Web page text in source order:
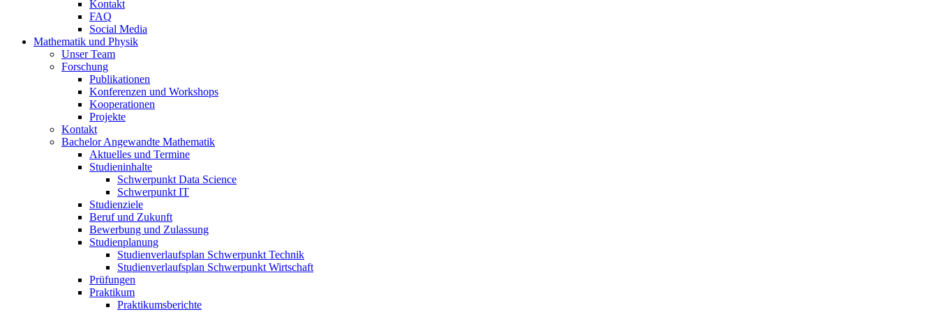
Kontakt
FAQ
Social Media
Mathematik und Physik
Unser Team
Forschung
Publikationen
Konferenzen und Workshops
Kooperationen
Projekte
Kontakt
Bachelor Angewandte Mathematik
Aktuelles und Termine
Studieninhalte
Schwerpunkt Data Science
Schwerpunkt IT
Studienziele
Beruf und Zukunft
Bewerbung und Zulassung
Studienplanung
Studienverlaufsplan Schwerpunkt Technik
Studienverlaufsplan Schwerpunkt Wirtschaft
Prüfungen
Praktikum
Praktikumsberichte